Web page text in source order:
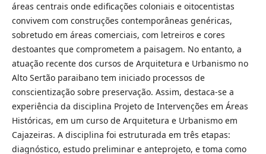
áreas centrais onde edificações coloniais e oitocentistas
convivem com construções contemporâneas genéricas,
sobretudo em áreas comerciais, com letreiros e cores
destoantes que comprometem a paisagem. No entanto, a
atuação recente dos cursos de Arquitetura e Urbanismo no
Alto Sertão paraibano tem iniciado processos de
conscientização sobre preservação. Assim, destaca-se a
experiência da disciplina Projeto de Intervenções em Áreas
Históricas, em um curso de Arquitetura e Urbanismo em
Cajazeiras. A disciplina foi estruturada em três etapas:
diagnóstico, estudo preliminar e anteprojeto, e toma como